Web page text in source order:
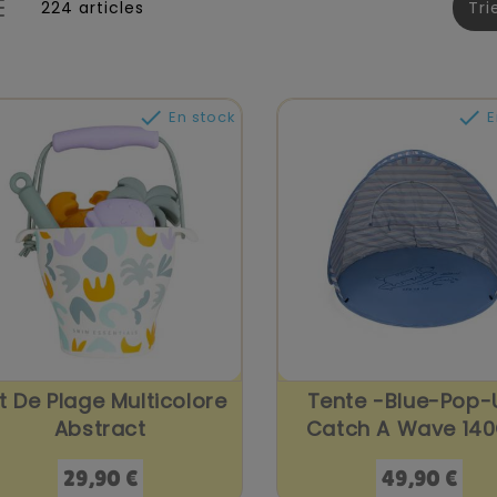
224 articles
 En stock
De Plage Multicolore
Abstract
Prix
29,90 €

Tente -Blue-Pop-
Catch A Wave
Prix
49,90 €